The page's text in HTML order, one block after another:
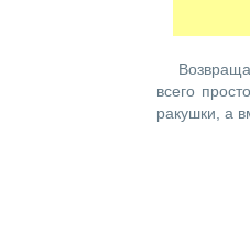
всего
ракушки, а